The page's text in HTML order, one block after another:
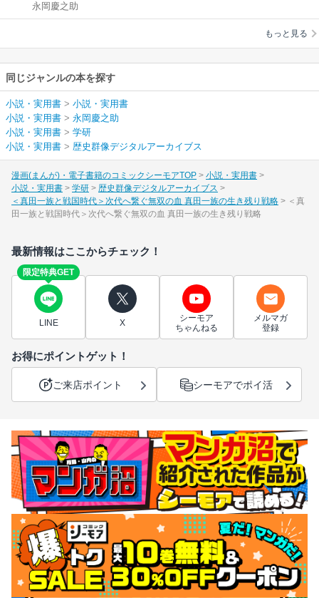
代＞次代へ繋ぐ無双
の血 真田一族の生き
永岡慶之助
もっと見る
同じジャンルの本を探す
小説・実用書 > 小説・実用書
小説・実用書 > 永岡慶之助
小説・実用書 > 学研
小説・実用書 > 歴史群像デジタルアーカイブス
漫画(まんが)・電子書籍のコミックシーモアTOP
小説・実用書
小説・実用書
学研
歴史群像デジタルアーカイブス
＜真田一族と戦国時代＞次代へ繋ぐ無双の血 真田一族の生き残り戦略
＜真
田一族と戦国時代＞次代へ繋ぐ無双の血 真田一族の生き残り戦略
最新情報はここからチェック！
限定特典GET
LINE X
シーモア
ちゃんねる
メルマガ
登録
お得にポイントゲット！
ご来店ポイント シーモアでポイ活